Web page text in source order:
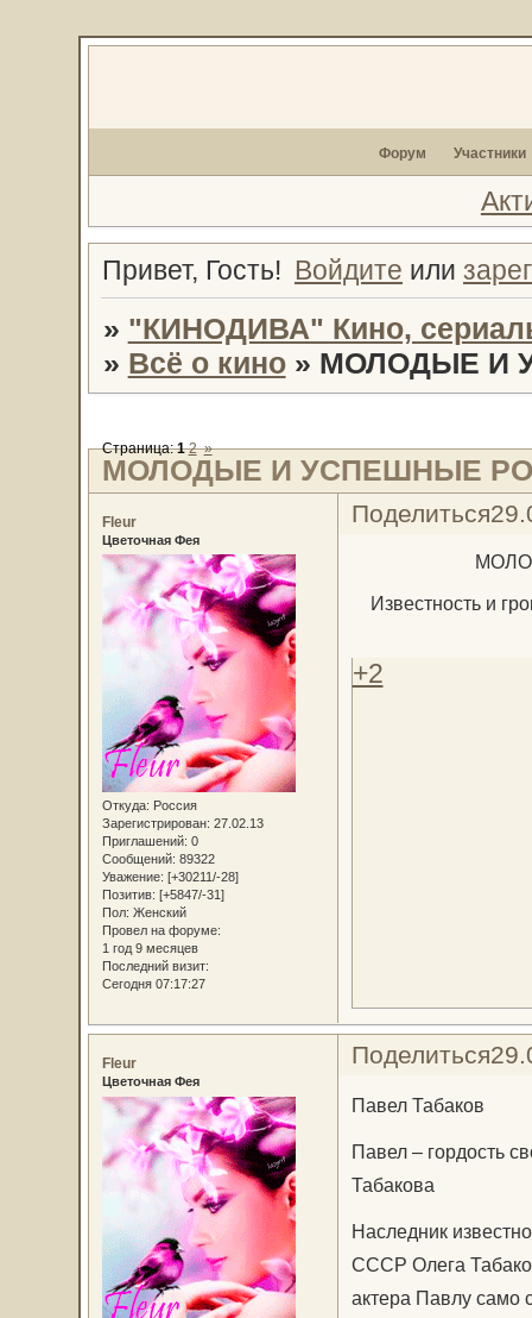
Форум Участники
Привет, Гость! Войдите или
» "КИНОДИВА" Кино,
» Всё о кино » МОЛОДЫЕ И
МОЛОДЫЕ И УСПЕШНЫЕ
Страница:1 2 »
Поделиться
Fleur
Цветочная Фея
Откуда: Россия
Зарегистрирован: 27.02.13
Приглашений: 0
Сообщений: 89322
Уважение: [+30211/-28]
Позитив: [+5847/-31]
Пол: Женский
Провел на форуме:
1 год 9 месяцев
Последний визит:
Сегодня 07:17:27
Известность и
+2
Поделиться
Fleur
Цветочная Фея
Павел Табаков
Павел – гордость
Табакова
Наследник
СССР Олега
актера Павлу само